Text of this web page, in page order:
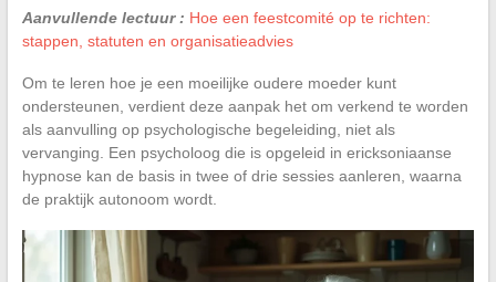
Aanvullende lectuur : Hoe een feestcomité op te richten:
stappen, statuten en organisatieadvies
Om te leren hoe je een moeilijke oudere moeder kunt
ondersteunen, verdient deze aanpak het om verkend te worden
als aanvulling op psychologische begeleiding, niet als
vervanging. Een psycholoog die is opgeleid in ericksoniaanse
hypnose kan de basis in twee of drie sessies aanleren, waarna
de praktijk autonoom wordt.